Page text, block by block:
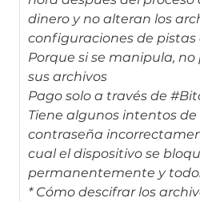
dinero y no alteran los
configuraciones de pistas
Porque si se manipula,
sus archivos
Pago solo a través de
Tiene algunos intentos de
contraseña
cual el dispositivo se
permanentemente y
* Cómo descifrar los